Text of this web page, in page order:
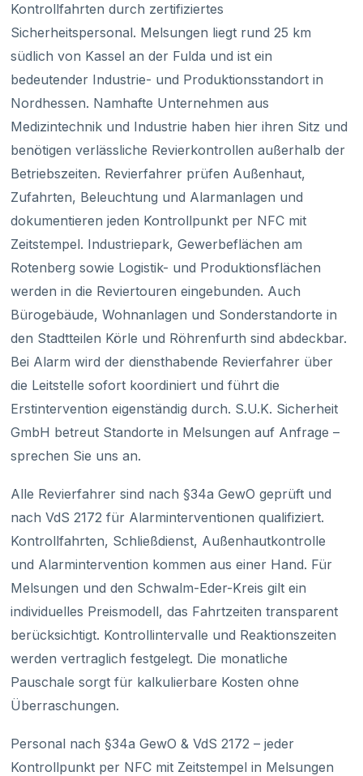
Kontrollfahrten durch zertifiziertes
Sicherheitspersonal. Melsungen liegt rund 25 km
südlich von Kassel an der Fulda und ist ein
bedeutender Industrie- und Produktionsstandort in
Nordhessen. Namhafte Unternehmen aus
Medizintechnik und Industrie haben hier ihren Sitz und
benötigen verlässliche Revierkontrollen außerhalb der
Betriebszeiten. Revierfahrer prüfen Außenhaut,
Zufahrten, Beleuchtung und Alarmanlagen und
dokumentieren jeden Kontrollpunkt per NFC mit
Zeitstempel. Industriepark, Gewerbeflächen am
Rotenberg sowie Logistik- und Produktionsflächen
werden in die Reviertouren eingebunden. Auch
Bürogebäude, Wohnanlagen und Sonderstandorte in
den Stadtteilen Körle und Röhrenfurth sind abdeckbar.
Bei Alarm wird der diensthabende Revierfahrer über
die Leitstelle sofort koordiniert und führt die
Erstintervention eigenständig durch. S.U.K. Sicherheit
GmbH betreut Standorte in Melsungen auf Anfrage –
sprechen Sie uns an.
Alle Revierfahrer sind nach §34a GewO geprüft und
nach VdS 2172 für Alarminterventionen qualifiziert.
Kontrollfahrten, Schließdienst, Außenhautkontrolle
und Alarmintervention kommen aus einer Hand. Für
Melsungen und den Schwalm-Eder-Kreis gilt ein
individuelles Preismodell, das Fahrtzeiten transparent
berücksichtigt. Kontrollintervalle und Reaktionszeiten
werden vertraglich festgelegt. Die monatliche
Pauschale sorgt für kalkulierbare Kosten ohne
Überraschungen.
Personal nach §34a GewO & VdS 2172 – jeder
Kontrollpunkt per NFC mit Zeitstempel in Melsungen